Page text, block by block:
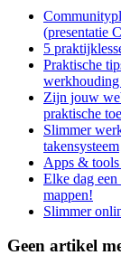
(presentatie
5
Praktische
Zijn jouw
praktische
Slimmer
takensysteem
Apps & tools
Elke dag
mappen!
Slimmer
Geen artikel